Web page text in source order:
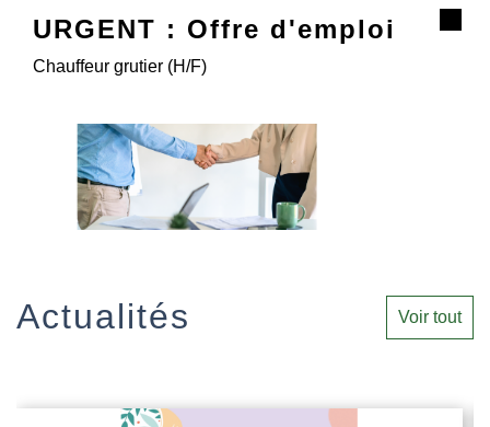
URGENT : Offre d'emploi
Chauffeur grutier (H/F)
Actualités Voir tout